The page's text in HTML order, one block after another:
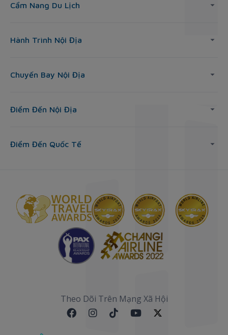
Cẩm Nang Du Lịch
Hành Trình Nội Địa
Chuyến Bay Nội Địa
Điểm Đến Nội Địa
Điểm Đến Quốc Tế
Theo Dõi Trên Mạng Xã Hội